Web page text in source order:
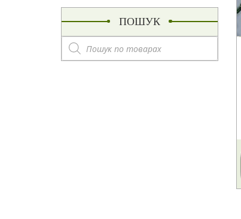
ПОШУК
Пошук
товарів